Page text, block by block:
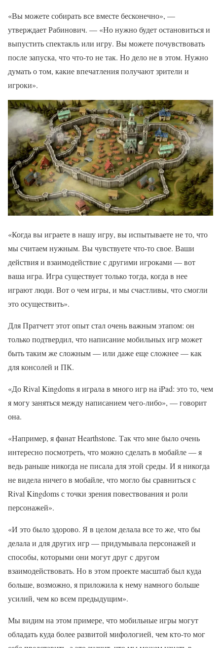
«Вы можете собирать все вместе бесконечно», —
утверждает Рабинович. — «Но нужно будет остановиться и
выпустить спектакль или игру. Вы можете почувствовать
после запуска, что что-то не так. Но дело не в этом. Нужно
думать о том, какие впечатления получают зрители и
игроки».
«Когда вы играете в нашу игру, вы испытываете не то, что
мы считаем нужным. Вы чувствуете что-то свое. Ваши
действия и взаимодействие с другими игроками — вот
ваша игра. Игра существует только тогда, когда в нее
играют люди. Вот о чем игры, и мы счастливы, что смогли
это осуществить».
Для Пратчетт этот опыт стал очень важным этапом: он
только подтвердил, что написание мобильных игр может
быть таким же сложным — или даже еще сложнее — как
для консолей и ПК.
«До Rival Kingdoms я играла в много игр на iPad: это то, чем
я могу заняться между написанием чего-либо», — говорит
она.
«Например, я фанат Hearthstone. Так что мне было очень
интересно посмотреть, что можно сделать в мобайле — я
ведь раньше никогда не писала для этой среды. И я никогда
не видела ничего в мобайле, что могло бы сравниться с
Rival Kingdoms с точки зрения повествования и роли
персонажей».
«И это было здорово. Я в целом делала все то же, что бы
делала и для других игр — придумывала персонажей и
способы, которыми они могут друг с другом
взаимодействовать. Но в этом проекте масштаб был куда
больше, возможно, я приложила к нему намного больше
усилий, чем ко всем предыдущим».
Мы видим на этом примере, что мобильные игры могут
обладать куда более развитой мифологией, чем кто-то мог